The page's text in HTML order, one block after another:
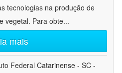
tecnologias na produção de
vegetal. Para obte...
mais
Federal Catarinense - SC -